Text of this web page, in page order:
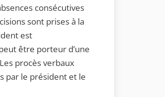
consécutives
sont prises à la
est
être porteur d’une
procès verbaux
par le président et le